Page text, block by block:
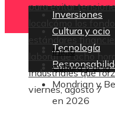
para evitar
local cómo los
estándares
laboral de ocho
industriales que
viernes, agosto 7
Inversiones
Cultura y ocio
Tecnología
Inicio
Cultura y ocio
Mondrian y
en 2026